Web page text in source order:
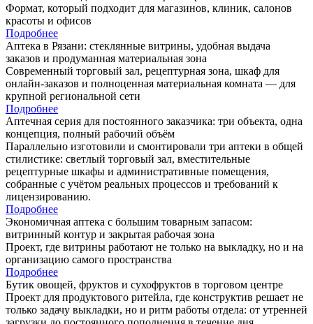
Формат, который подходит для магазинов, клиник, салонов
красоты и офисов
Подробнее
Аптека в Рязани: стеклянные витрины, удобная выдача
заказов и продуманная материальная зона
Современный торговый зал, рецептурная зона, шкаф для
онлайн-заказов и полноценная материальная комната — для
крупной региональной сети
Подробнее
Аптечная серия для постоянного заказчика: три объекта, одна
концепция, полный рабочий объём
Параллельно изготовили и смонтировали три аптеки в общей
стилистике: светлый торговый зал, вместительные
рецептурные шкафы и административные помещения,
собранные с учётом реальных процессов и требований к
лицензированию.
Подробнее
Экономичная аптека с большим товарным запасом:
витринный контур и закрытая рабочая зона
Проект, где витрины работают не только на выкладку, но и на
организацию самого пространства
Подробнее
Бутик овощей, фруктов и сухофруктов в торговом центре
Проект для продуктового ритейла, где конструктив решает не
только задачу выкладки, но и ритм работы отдела: от утренней